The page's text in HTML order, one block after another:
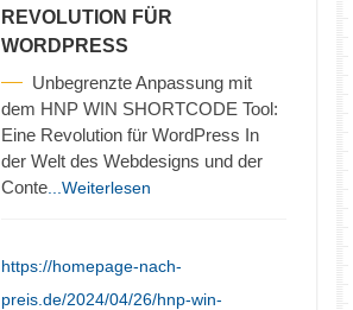
REVOLUTION FÜR
WORDPRESS
Unbegrenzte Anpassung mit
dem HNP WIN SHORTCODE Tool:
Eine Revolution für WordPress In
der Welt des Webdesigns und der
Conte ...Weiterlesen
https://homepage-nach-
preis.de/2024/04/26/hnp-win-